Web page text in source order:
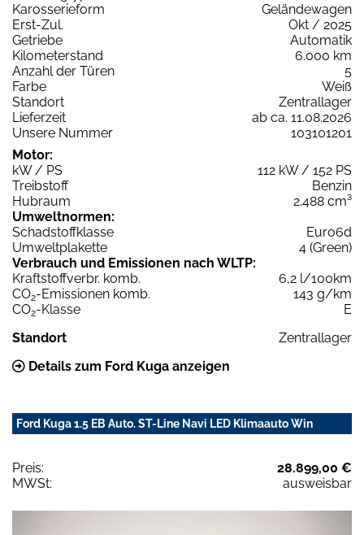
Karosserieform
Geländewagen
Erst-Zul.
Okt / 2025
Getriebe
Automatik
Kilometerstand
6.000 km
Anzahl der Türen
5
Farbe
Weiß
Standort
Zentrallager
Lieferzeit
ab ca. 11.08.2026
Unsere Nummer
103101201
Motor:
kW / PS
112 kW / 152 PS
Treibstoff
Benzin
Hubraum
2.488 cm³
Umweltnormen:
Schadstoffklasse
Euro6d
Umweltplakette
4 (Green)
Verbrauch und Emissionen nach WLTP:
Kraftstoffverbr. komb.
6,2 l/100km
CO2-Emissionen komb.
143 g/km
CO2-Klasse
E
Standort
Zentrallager
Details zum Ford Kuga anzeigen
Ford Kuga 1.5 EB Auto. ST-Line Navi LED Klimaauto Win
Preis:
28.899,00 €
MWSt:
ausweisbar